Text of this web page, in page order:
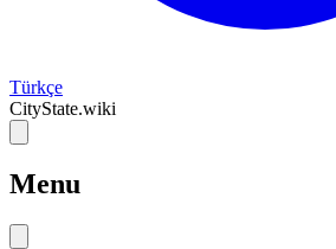
Türkçe
CityState.wiki
Menu